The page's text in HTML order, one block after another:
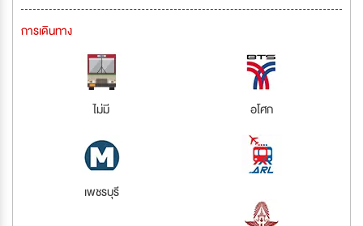
การเดินทาง
ไม่มี อโศก
เพชรบุรี